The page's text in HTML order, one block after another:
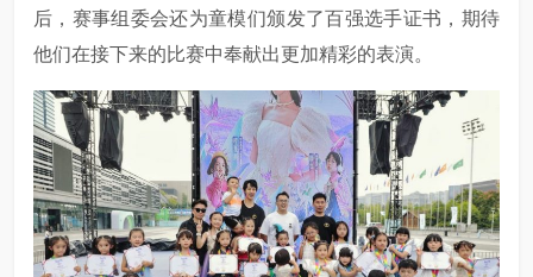
后，赛事组委会还为童模们颁发了百强选手证书，期待
他们在接下来的比赛中奉献出更加精彩的表演。